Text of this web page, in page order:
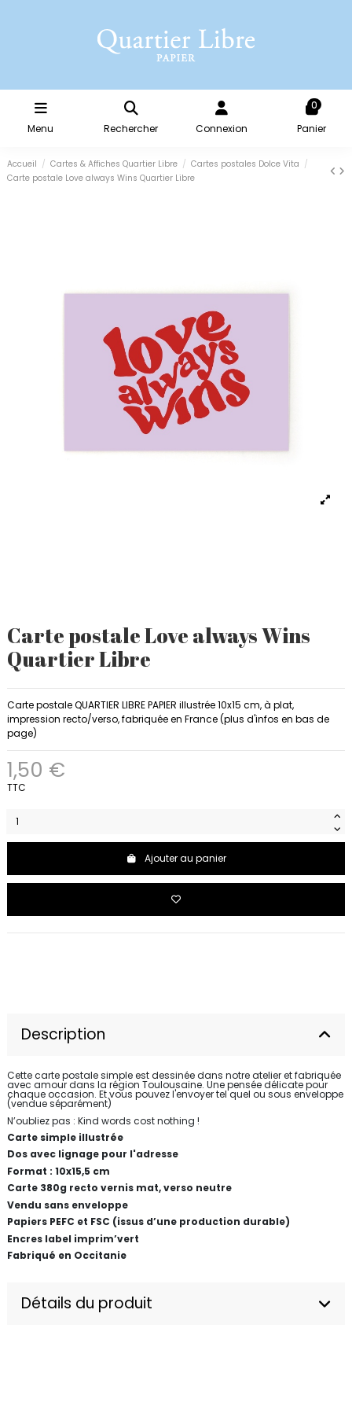
Menu Rechercher Connexion
0
Panier
Accueil Cartes & Affiches Quartier Libre
Cartes postales Dolce Vita
Carte postale Love always Wins Quartier Libre
Carte postale Love always Wins
Quartier Libre
Carte postale QUARTIER LIBRE PAPIER illustrée 10x15 cm, à plat,
impression recto/verso, fabriquée en France (plus d'infos en bas de
page)
1,50 €
TTC
Ajouter au panier
Description
Cette carte postale simple est dessinée dans notre atelier et fabriquée
avec amour dans la région Toulousaine. Une pensée délicate pour
chaque occasion. Et vous pouvez l'envoyer tel quel ou sous enveloppe
(vendue séparément)
N’oubliez pas : Kind words cost nothing !
Carte simple illustrée
Dos avec lignage pour l'adresse
Format : 10x15,5 cm
Carte 380g recto vernis mat, verso neutre
Vendu sans enveloppe
Papiers PEFC et FSC (issus d’une production durable)
Encres label imprim’vert
Fabriqué en Occitanie
Détails du produit